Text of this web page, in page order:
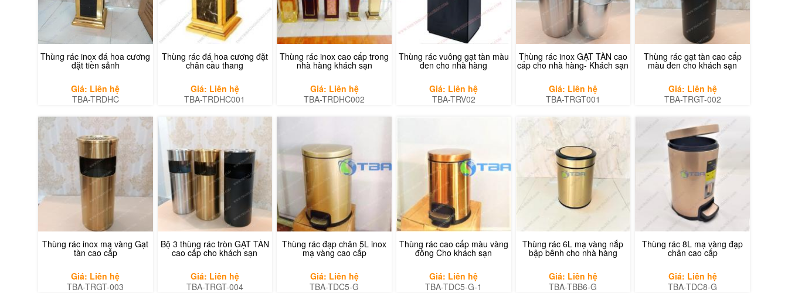
Thùng rác inox đá hoa cương
đặt tiền sảnh
Giá: Liên hệ
TBA-TRDHC
Thùng rác đá hoa cương đặt
chân cầu thang
Giá: Liên hệ
TBA-TRDHC001
Thùng rác inox cao cấp trong
nhà hàng khách sạn
Giá: Liên hệ
TBA-TRDHC002
Thùng rác vuông gạt tàn màu
đen cho nhà hàng
Giá: Liên hệ
TBA-TRV02
Thùng rác inox GẠT TÀN cao
cấp cho nhà hàng- Khách sạn
Giá: Liên hệ
TBA-TRGT001
Thùng rác gạt tàn cao cấp
màu đen cho khách sạn
Giá: Liên hệ
TBA-TRGT-002
Thùng rác inox mạ vàng Gạt
tàn cao cấp
Giá: Liên hệ
TBA-TRGT-003
Bộ 3 thùng rác tròn GẠT TÀN
cao cấp cho khách sạn
Giá: Liên hệ
TBA-TRGT-004
Thùng rác đạp chân 5L inox
mạ vàng cao cấp
Giá: Liên hệ
TBA-TDC5-G
Thùng rác cao cấp màu vàng
đồng Cho khách sạn
Giá: Liên hệ
TBA-TDC5-G-1
Thùng rác 6L mạ vàng nắp
bập bênh cho nhà hàng
Giá: Liên hệ
TBA-TBB6-G
Thùng rác 8L mạ vàng đạp
chân cao cấp
Giá: Liên hệ
TBA-TDC8-G